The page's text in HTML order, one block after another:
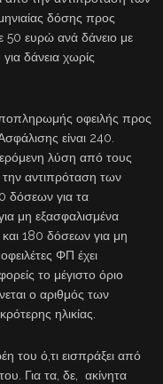
δόσης προς
50 ευρώ ανά δάνειο με
δάνεια χωρίς
οφειλής προς
είναι 240.
λύση από τους
αντιπρόταση των
δόσεων για τα
μη εξασφαλισμένα
180 δόσεων για μη
ΦΠ έχει
το μέγιστο όριο
ο αριθμός των
ηλικίας.
του ό,τι εισπράξει από
Για τα, δε, ακίνητα